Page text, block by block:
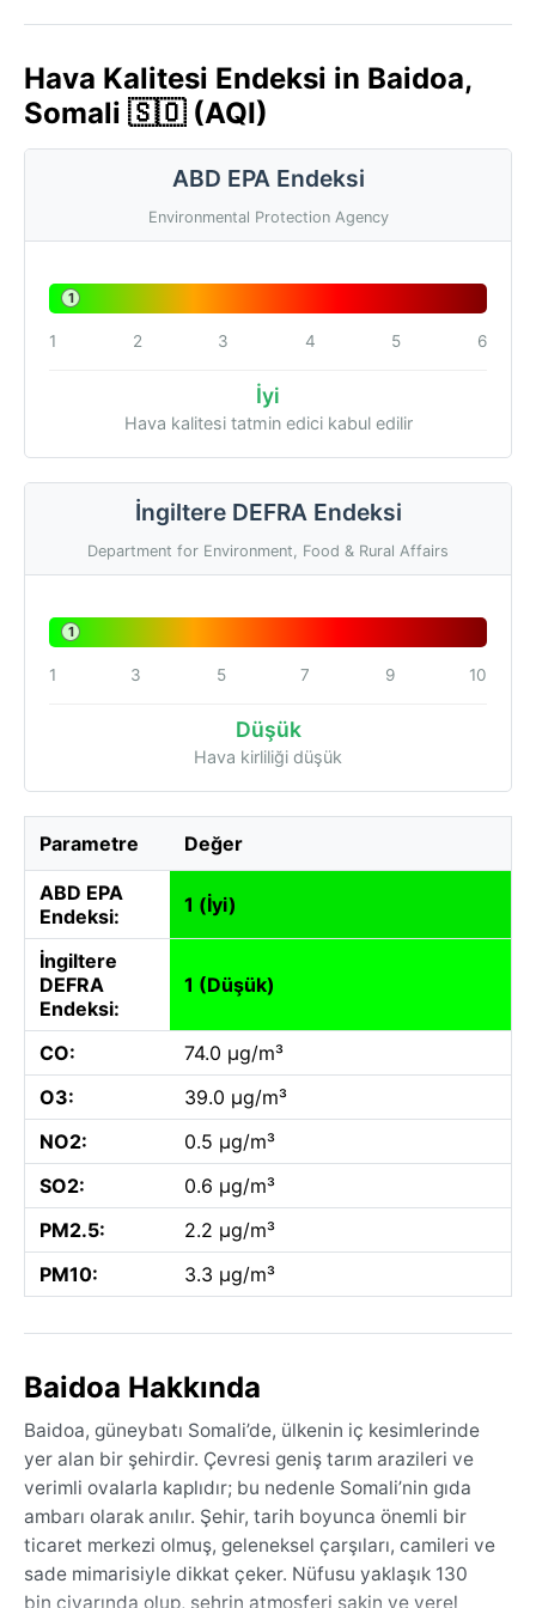
Hava Kalitesi Endeksi in Baidoa,
Somali 🇸🇴 (AQI)
ABD EPA Endeksi
Environmental Protection Agency
1
1 2 3 4 5 6
İyi
Hava kalitesi tatmin edici kabul edilir
İngiltere DEFRA Endeksi
Department for Environment, Food & Rural Affairs
1
1 3 5 7 9 10
Düşük
Hava kirliliği düşük
Parametre Değer
ABD EPA
Endeksi:
1 (İyi)
İngiltere
DEFRA
Endeksi:
1 (Düşük)
CO:
74.0 µg/m³
O3:
39.0 µg/m³
NO2:
0.5 µg/m³
SO2:
0.6 µg/m³
PM2.5:
2.2 µg/m³
PM10:
3.3 µg/m³
Baidoa Hakkında
Baidoa, güneybatı Somali’de, ülkenin iç kesimlerinde
yer alan bir şehirdir. Çevresi geniş tarım arazileri ve
verimli ovalarla kaplıdır; bu nedenle Somali’nin gıda
ambarı olarak anılır. Şehir, tarih boyunca önemli bir
ticaret merkezi olmuş, geleneksel çarşıları, camileri ve
sade mimarisiyle dikkat çeker. Nüfusu yaklaşık 130
bin civarında olup, şehrin atmosferi sakin ve yerel